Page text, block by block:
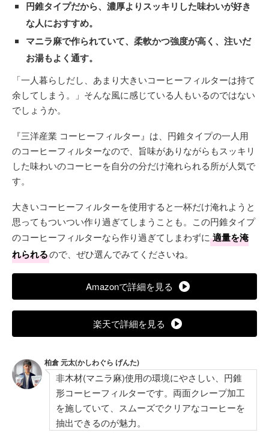
円錐タイプだから、濃厚よりスッキリした味わいが好き
な人におすすめ。
マニラ麻で作られていて、柔軟かつ強度が高く、注いだ
お湯もよく通す。
「一人暮らしだし、あまり大きいコーヒーフィルターは持て
余してしまう。」そんな風に感じている人もいるのではない
でしょうか。
『三洋産業 コーヒーフィルター』は、円錐タイプの一人用
のコーヒーフィルターなので、旨味がありながらもスッキリ
した味わいのコーヒーを自分の分だけ淹れられる所が人気で
す。
大きいコーヒーフィルターを使用すると一杯だけ淹れようと
思ってもついつい作り過ぎてしまうことも。この円錐タイプ
のコーヒーフィルターなら作り過ぎてしまわずに 適量を淹
れられるので、ぜひ選んでみてくださいね。
Amazonで詳細を見る
楽天で詳細を見る
柏倉 元太(かしわぐら げんた)
非木材(マニラ麻)使用の環境にやさしい、円錐
形コーヒーフィルターです。両面クレープ加工
を施していて、スムーズでクリアなコーヒーを
抽出できるのが魅力。